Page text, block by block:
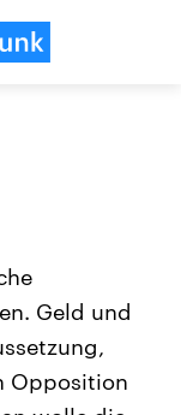
Geld und
Opposition